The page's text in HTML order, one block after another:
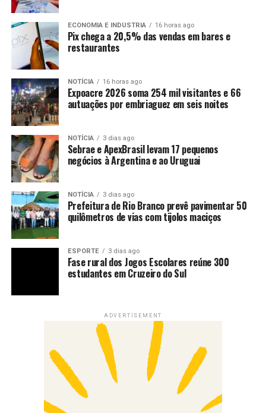
ECONOMIA E INDUSTRIA 16 horas ago
Pix chega a 20,5% das vendas em bares e
restaurantes
NOTÍCIA 16 horas ago
Expoacre 2026 soma 254 mil visitantes e 66
autuações por embriaguez em seis noites
NOTÍCIA 3 dias ago
Sebrae e ApexBrasil levam 17 pequenos
negócios à Argentina e ao Uruguai
NOTÍCIA 3 dias ago
Prefeitura de Rio Branco prevê pavimentar 50
quilômetros de vias com tijolos maciços
ESPORTE 3 dias ago
Fase rural dos Jogos Escolares reúne 300
estudantes em Cruzeiro do Sul
ADVERTISEMENT